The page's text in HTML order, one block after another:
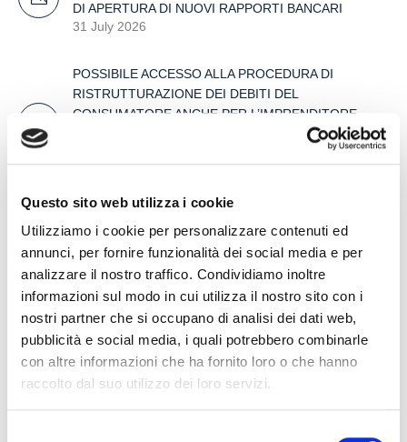
Questo sito web utilizza i cookie
Utilizziamo i cookie per personalizzare contenuti ed
annunci, per fornire funzionalità dei social media e per
analizzare il nostro traffico. Condividiamo inoltre
informazioni sul modo in cui utilizza il nostro sito con i
nostri partner che si occupano di analisi dei dati web,
pubblicità e social media, i quali potrebbero combinarle
con altre informazioni che ha fornito loro o che hanno
raccolto dal suo utilizzo dei loro servizi.
DI APERTURA DI NUOVI RAPPORTI BANCARI
31 July 2026
POSSIBILE ACCESSO ALLA PROCEDURA DI
RISTRUTTURAZIONE DEI DEBITI DEL
CONSUMATORE ANCHE PER L’IMPRENDITORE
CESSATO CHE INTENDA RISTRUTTURARE DEBITI
DERIVANTI DALLA PRECEDENTE ATTIVITA’
INADEMPIENTE DEI SANITARI – Gestione della
gravidanza ed omessa diagnosi della sindrome di
Down
17 July 2026
Search